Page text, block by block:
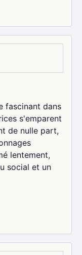
fascinant dans
s'emparent
de nulle part,
lentement,
social et un